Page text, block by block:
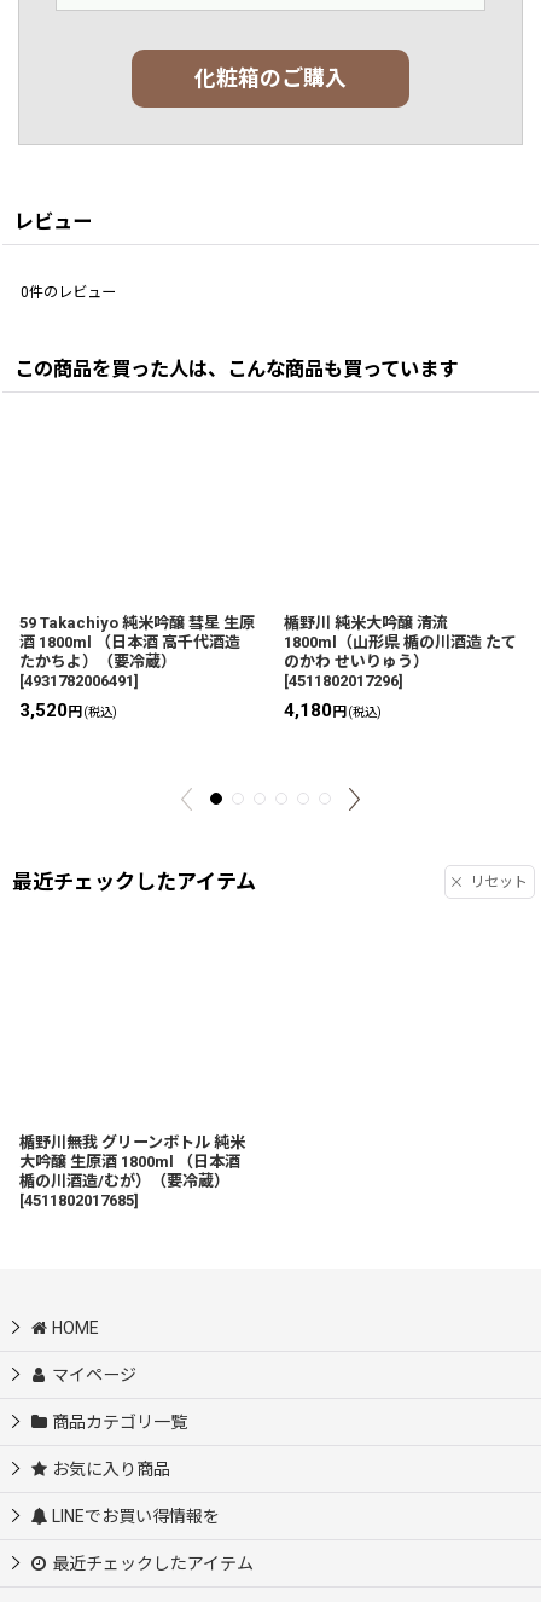
化粧箱のご購入
レビュー
0件のレビュー
この商品を買った人は、こんな商品も買っています
59 Takachiyo 純米吟醸 彗星 生原
酒 1800ml （日本酒 高千代酒造
たかちよ）（要冷蔵）
[4931782006491]
3,520円 (税込)
楯野川 純米大吟醸 清流
1800ml（山形県 楯の川酒造 たて
のかわ せいりゅう）
[4511802017296]
4,180円 (税込)
最近チェックしたアイテム リセット
楯野川無我 グリーンボトル 純米
大吟醸 生原酒 1800ml （日本酒
楯の川酒造/むが）（要冷蔵）
[4511802017685]
HOME
マイページ
商品カテゴリ一覧
お気に入り商品
LINEでお買い得情報を
最近チェックしたアイテム